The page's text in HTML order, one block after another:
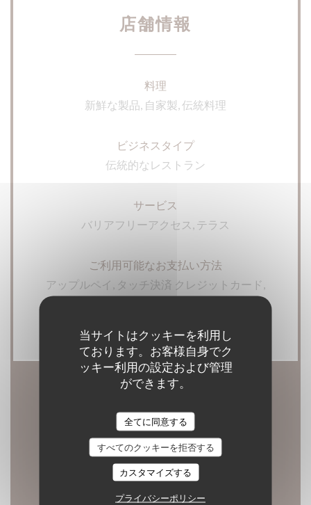
当サイトはクッキーを利用し
ております。お客様自身でク
ッキー利用の設定および管理
ができます。
全てに同意する
すべてのクッキーを拒否する
カスタマイズする
プライバシーポリシー
店舗情報
料理
新鮮な製品, 自家製, 伝統料理
ビジネスタイプ
伝統的なレストラン
サービス
バリアフリーアクセス, テラス
ご利用可能なお支払い方法
アップルペイ, タッチ決済 クレジットカード,
ユーロカード /マスターカード, チケ・レスト
月曜日
11:45 - 13:30